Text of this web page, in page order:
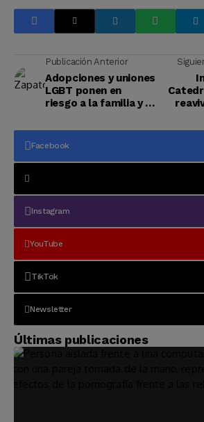
Publicación Anterior
Adopciones y uniones
LGBT ponen en
riesgo a la familia y a
Facebook
Instagram
YouTube
TikTok
Newsletter
Últimas publicaciones